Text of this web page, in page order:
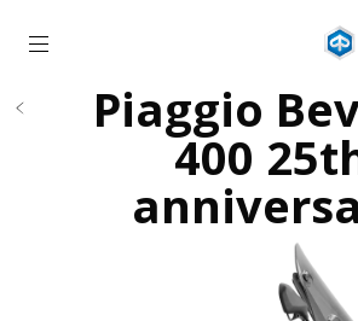
Piaggio
400